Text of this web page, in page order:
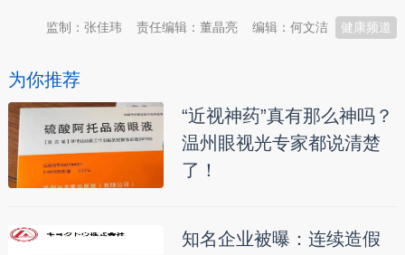
健康频道
编辑：何文洁
责任编辑：董晶亮
监制：张佳玮
为你推荐
“近视神药”真有那么神吗？
温州眼视光专家都说清楚
了！
知名企业被曝：连续造假